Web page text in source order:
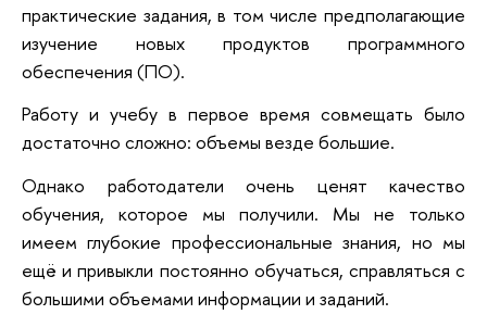
практические задания, в том числе предполагающие
изучение новых продуктов программного
обеспечения (ПО).
Работу и учебу в первое время совмещать было
достаточно сложно: объемы везде большие.
Однако работодатели очень ценят качество
обучения, которое мы получили. Мы не только
имеем глубокие профессиональные знания, но мы
ещё и привыкли постоянно обучаться, справляться с
большими объемами информации и заданий.